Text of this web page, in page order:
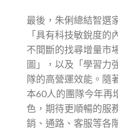
最後，朱俐總結智選
「具有科技敏銳度
不間斷的找尋增量市
圖」，以及「學習力
隊的高營運效能。隨
本60人的團隊今年再
色，期待更順暢的服
銷、通路、客服等各